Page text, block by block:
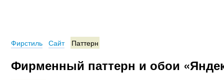
Фирстиль Сайт Паттерн
Фирменный паттерн и обои